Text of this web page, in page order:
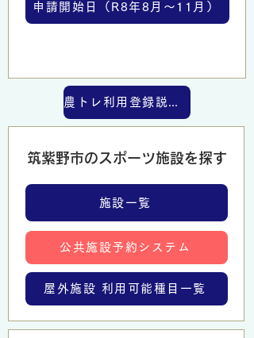
申請開始日（R8年8月～11月）
農トレ利用登録説明会日程
​筑紫野市のスポーツ施設を探す
施設一覧
公共施設予約システム
屋外施設 利用可能種目一覧